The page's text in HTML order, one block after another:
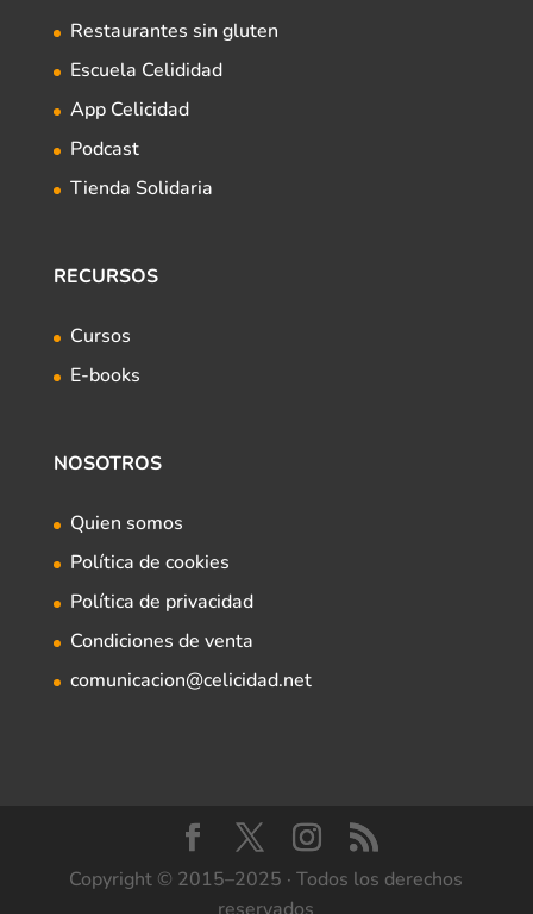
Restaurantes sin gluten
Escuela Celididad
App Celicidad
Podcast
Tienda Solidaria
RECURSOS
Cursos
E-books
NOSOTROS
Quien somos
Política de cookies
Política de privacidad
Condiciones de venta
comunicacion@celicidad.net
Copyright © 2015–2025 · Todos los derechos